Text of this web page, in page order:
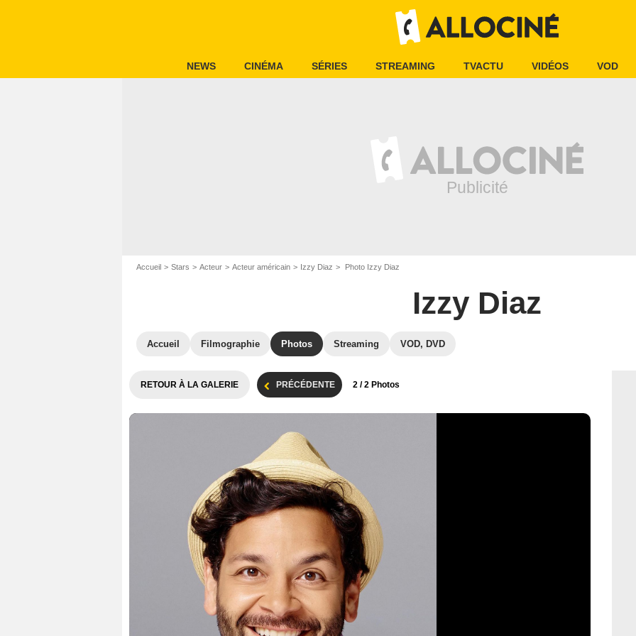
NEWS CINÉMA SÉRIES STREAMING TVACTU VIDÉOS VOD
Accueil Stars Acteur Acteur américain Izzy Diaz Photo Izzy Diaz
Izzy Diaz
Accueil Filmographie Photos Streaming VOD, DVD
RETOUR À LA GALERIE PRÉCÉDENTE 2 / 2 Photos